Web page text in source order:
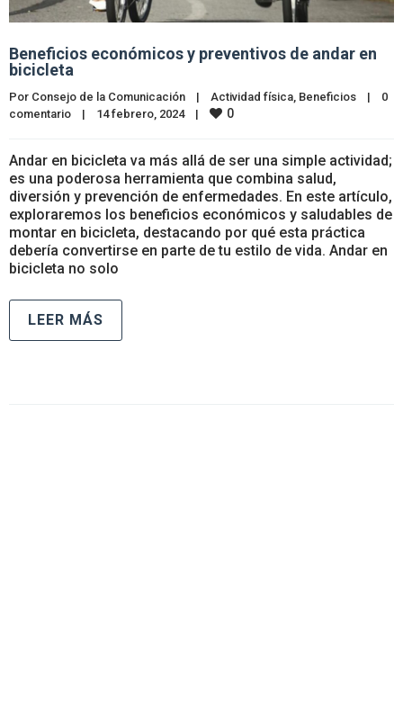
Beneficios económicos y preventivos de andar en
bicicleta
Por Consejo de la Comunicación | Actividad física Beneficios |
0
comentario
| 14 febrero, 2024 | 0
Andar en bicicleta va más allá de ser una simple actividad;
es una poderosa herramienta que combina salud,
diversión y prevención de enfermedades. En este artículo,
exploraremos los beneficios económicos y saludables de
montar en bicicleta, destacando por qué esta práctica
debería convertirse en parte de tu estilo de vida. Andar en
bicicleta no solo
LEER MÁS